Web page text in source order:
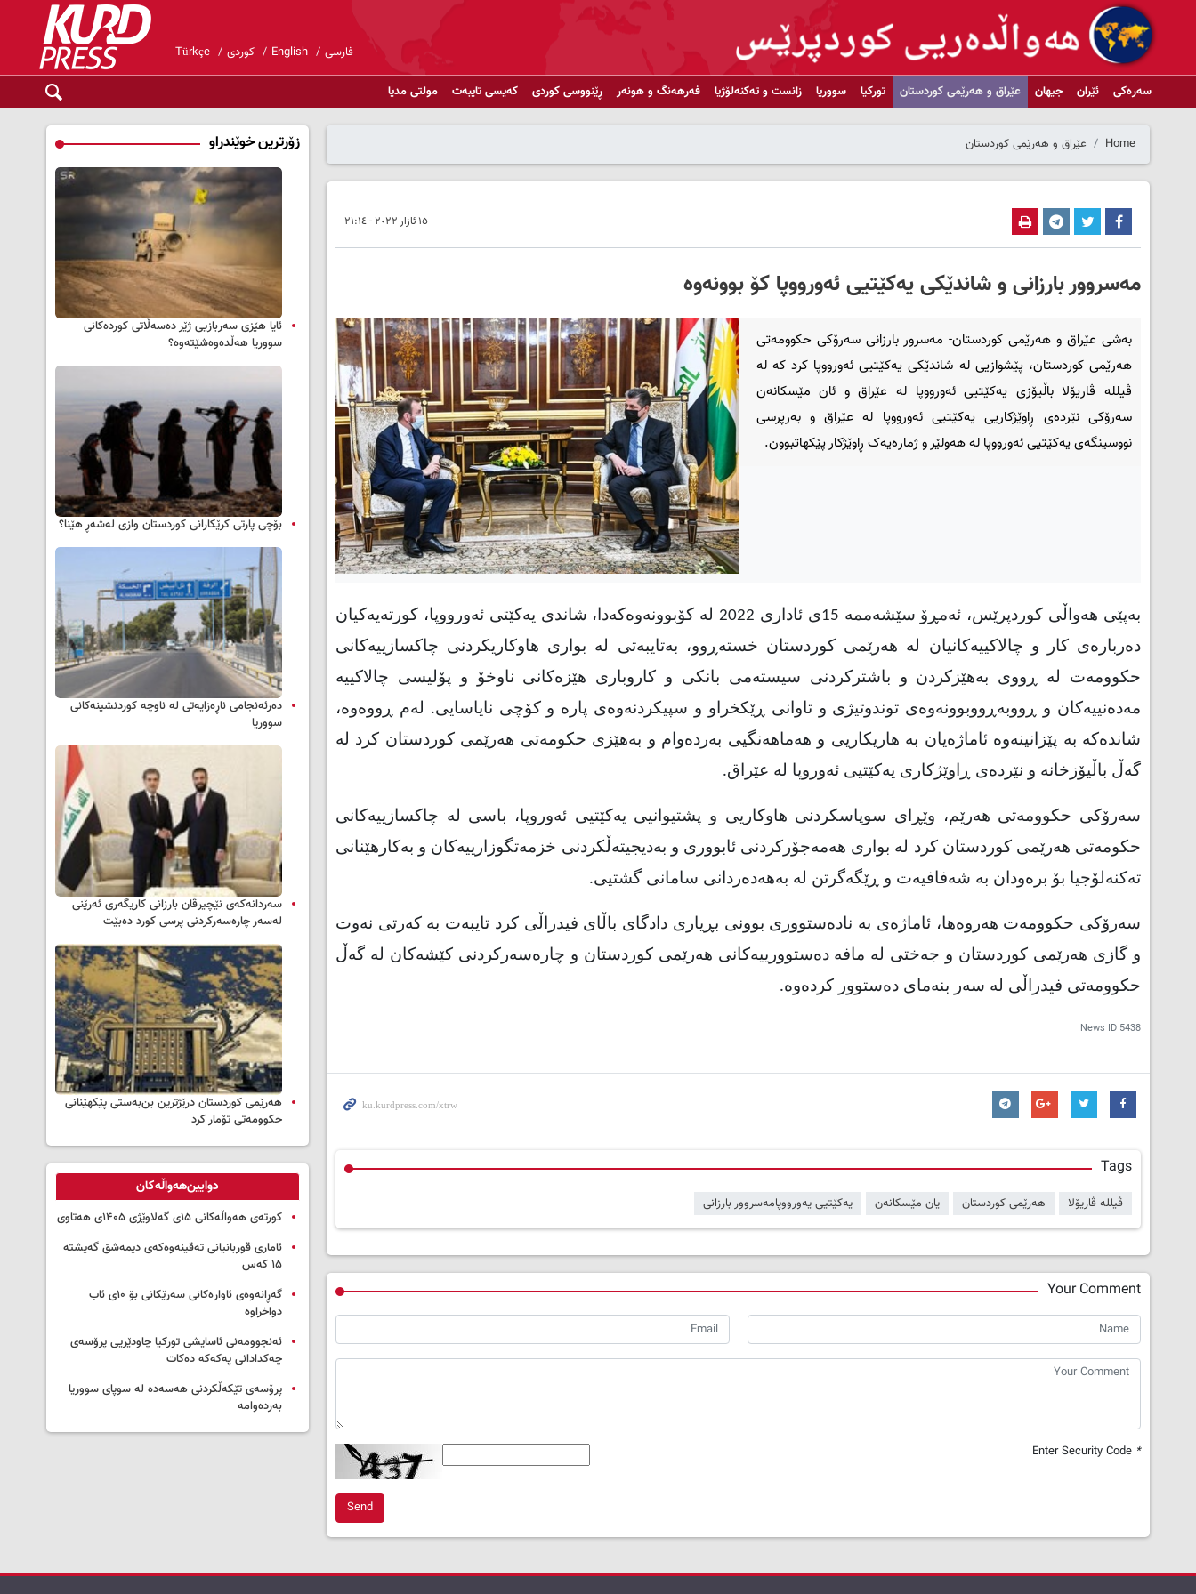
فارسی English کوردی Türkçe
سەرەکی ئێران جیهان عێراق و هەرێمی کوردستان تورکیا سووریا زانست و تەکنەلۆژیا فەرهەنگ و هونەر ڕێنووسی کوردی کەیسی تایبەت مولتی مدیا
Home عێراق و هەرێمی کوردستان
١٥ ئازار ٢٠٢٢ - ٢١:١٤
مەسروور بارزانی و شاندێکی یەکێتیی ئەورووپا کۆ بوونەوە
بەشی عێراق و هەرێمی کوردستان- مەسرور بارزانی سه‌رۆكى حکوومەتی
هه‌رێمى كوردستان، پێشوازیى له‌ شاندێکی یەکێتیی ئەورووپا کرد کە لە
ڤيلله‌ ڤاريۆلا باڵيۆزى يه‌كێتيى ئه‌ورووپا لە عێراق و ئان مێسكانه‌ن
سه‌رۆكى نێرده‌ى ڕاوێژكاريى يه‌كێتيى ئه‌ورووپا له‌ عێراق و بەرپرسی
نووسینگەی یەکێتیی ئەورووپا لە هەولێر و ژمارەیەک ڕاوێژکار پێکهاتبوون.
بەپێی هەواڵی کوردپرێس، ئه‌مڕۆ سێشه‌ممه‌ 15ی ئاداری 2022 لە کۆبوونەوەکەدا، شاندی یەکێتی ئەورووپا، کورتەیەکیان
دەربارەی کار و چالاکییەکانیان لە هەرێمی کوردستان خستەڕوو، بەتایبەتی لە بواری هاوکاریکردنی چاکسازییەکانی
حکوومەت لە ڕووی بەهێزکردن و باشترکردنی سیستەمی بانکی و کاروباری هێزەکانی ناوخۆ و پۆلیسی چالاکییە
مەدەنییەکان و ڕووبەڕووبوونەوەی توندوتیژی و تاوانی ڕێکخراو و سپیکردنەوەی پارە و کۆچی نایاسایی. لەم ڕووەوە،
شاندەکە بە پێزانینەوە ئاماژەیان بە هاریکاريى و هەماهەنگیی بەردەوام و بەهێزی حکومەتی هەرێمی کوردستان کرد لە
گەڵ باڵیۆزخانە و نێردەی ڕاوێژکاری یەکێتیی ئەوروپا لە عێراق.
سەرۆکی حکوومەتی هەرێم، وێڕای سوپاسکردنی هاوکاریی و پشتیوانیی یەکێتیی ئەوروپا، باسی لە چاکسازییەکانی
حکومەتی هەرێمی کوردستان کرد لە بواری هەمەجۆرکردنی ئابووری و بەدیجیتەڵکردنی خزمەتگوزارییەکان و بەکارهێنانی
تەکنەلۆجیا بۆ برەودان بە شەفافیەت و ڕێگەگرتن لە بەهەدەردانی سامانی گشتیی.
سەرۆکی حکوومەت هەروەها، ئاماژەی بە نادەستووری بوونی بڕیاری دادگای باڵای فیدراڵی کرد تایبەت بە کەرتی نەوت
و گازی هەرێمی کوردستان و جەختی لە مافە دەستوورییەکانی هەرێمی کوردستان و چارەسەرکردنی کێشەکان لە گەڵ
حکوومەتی فیدراڵی لە سەر بنەمای دەستوور کردەوە.
News ID 5438
Tags
ڤیلله‌ ڤاریۆلا هەرێمی کوردستان یان مێسکانه‌ن یەکێتیی یەورووپامەسروور بارزانی
Your Comment
*
Send
زۆرترین خوێندراو
ئایا هێزی سەربازیی ژێر دەسەڵاتی کوردەکانی
سووریا هەڵدەوەشێتەوە؟
بۆچی پارتی کرێکارانی کوردستان وازی لەشەڕ هێنا؟
دەرئەنجامی ناڕەزایەتی لە ناوچە کوردنشینەکانی
سووریا
سه‌ردانه‌کەی نێچیرڤان بارزانی كاریگه‌ری ئه‌رێنی
له‌سه‌ر چاره‌سه‌ركردنی پرسی كورد ده‌بێت
هەرێمی کوردستان درێژترین بن‌بەستی پێکهێنانی
حکوومەتی تۆمار کرد
دوایین‌هەواڵەکان
کورتەی هەواڵەکانی ۱۵ی گەلاوێژی ۱۴۰۵ی هەتاوی
ئاماری قوربانیانی تەقینەوەکەی دیمەشق گەیشتە
۱۵ کەس
گەڕانەوەی ئاوارەکانی سەرێکانی بۆ ۱۰ی ئاب
دواخراوە
ئەنجوومەنی ئاسایشی تورکیا چاودێریی پرۆسەی
چەکدادانی پەکەکە دەکات
پرۆسەی تێکەڵکردنی هەسەدە لە سوپای سووریا
بەردەوامە